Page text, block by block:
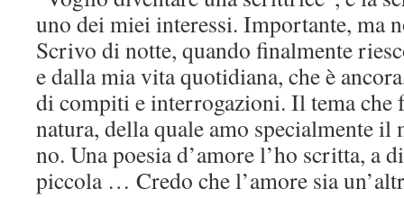
uno dei miei interessi. Importante, ma
Scrivo di notte, quando finalmente
e dalla mia vita quotidiana, che è
di compiti e interrogazioni. Il tema che
natura, della quale amo specialmente il
no. Una poesia d’amore l’ho scritta, a
piccola … Credo che l’amore sia